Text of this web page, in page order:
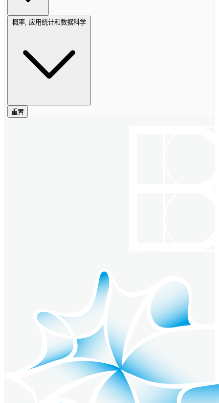
概率, 应用统计和数据科学
重置